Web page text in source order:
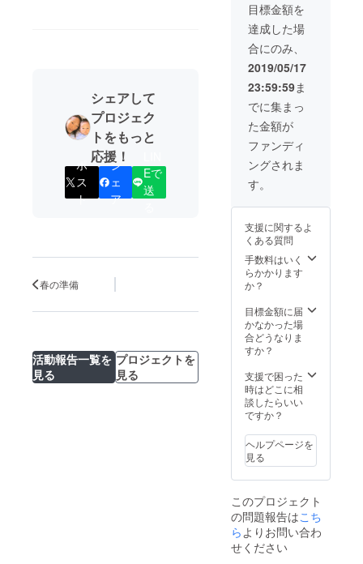
シェアして
プロジェク
トをもっと
応援！
ポ
ス
ト
シ
ェ
ア
Eで
送
春の準備
活動報告一覧を
見る
プロジェクトを
見る
あれば
カウン
セリン
グを最
大12回
までご
利用い
ただけ
ます。
健康へ
の投
資、始
めてみ
ません
か？ こ
れから
企業に
とって
人は最
大の経
営課題
です。
『健全
が主流
とな
り、従
業員の
健康向
産性の
向上、
企業業
績・企
の向上
に寄与
するこ
とが期
ます。
・すこ
やかセ
ミナー
（1回）
御社へ
の訪問
初月
に、健
康の最
新情報
をセミ
ナー形
式でお
★月額
926円
（税
抜）で
できる
健康へ
資、始
めてみ
ません
か？ こ
企業に
とって
人は最
大の経
です。
『健康
経営』
『健全
が主流
とな
り、従
業員の
健康向
社様の
場合、
カウン
セリン
グ時間
を延長
して調
整いた
しま
す。 ※
和歌山
県外の
会社様
途実費
通費を
お願い
いたし
ます。
・すこ
ミナー
（1回）
御社へ
の訪問
に、健
康の最
新情報
をセミ
式でお
伝えし
ます。
★月額
926円
（税
抜）で
できる
健康へ
イスや
カウン
セリン
グをさ
せてい
ただき
ます。
お一人
にかか
る測定
および
カウン
セリン
分で
（合計
450分）
※30名未
満の会
社様の
カウン
セリン
グ時間
を延長
整いた
しま
す。 ※
和歌山
会社様
の場
合、別
途実費
通費を
お願い
いたし
ます。
・すこ
目標金額を
達成した場
合にのみ、
2019/05/17
23:59:59ま
でに集まっ
た金額が
ファンディ
ングされま
す。
支援に関するよ
くある質問
手数料はいく
らかかります
か？
目標金額に届
かなかった場
合どうなりま
すか？
支援で困った
時はどこに相
談したらいい
ですか？
ヘルプページを
見る
このプロジェクト
の問題報告はこち
らよりお問い合わ
せください